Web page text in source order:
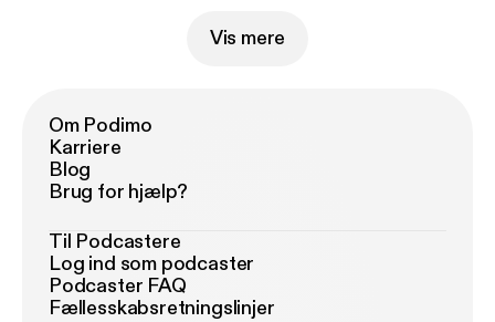
Vis mere
Om Podimo
Karriere
Blog
Brug for hjælp?
Til Podcastere
Log ind som podcaster
Podcaster FAQ
Fællesskabsretningslinjer